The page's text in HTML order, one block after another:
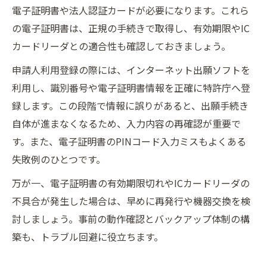
電子証明書や法人認証カードが必要になります。これら
の電子証明書は、正規の手続きで取得し、有効期限やIC
カードリーダとの適合性も確認しておきましょう。
申請人利用登録の際には、インターネット出願ソフトを
利用し、識別番号や電子証明書情報を正確に特許庁へ登
録します。この段階で情報に誤りがあると、出願手続き
自体が進まなくなるため、入力内容の再確認が重要で
す。また、電子証明書のPINコード入力ミスもよくある
失敗例のひとつです。
万が一、電子証明書の有効期限切れやICカードリーダの
不具合が発生した場合は、早めに再発行や機器交換を検
討しましょう。事前の動作確認とバックアップ体制の構
築も、トラブル回避に役立ちます。